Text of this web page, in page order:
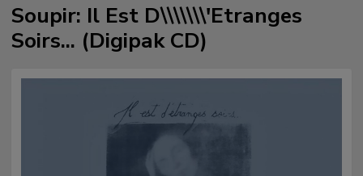
Soupir: Il Est D\\\\\\\'Etranges
Soirs... (Digipak CD)